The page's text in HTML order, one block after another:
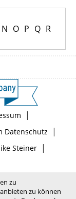
N O P Q R
|
Datenschutz |
Steiner|
zu
zu können